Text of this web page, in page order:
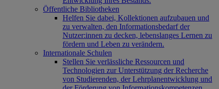
Öffentliche Bibliotheken
Helfen Sie dabei, Kollektionen aufzubauen und
zu verwalten, den Informationsbedarf der
Nutzer:innen zu decken, lebenslanges Lernen zu
fördern und Leben zu verändern.
Internationale Schulen
Stellen Sie verlässliche Ressourcen und
Technologien zur Unterstützung der Recherche
von Studierenden, der Lehrplanentwicklung und